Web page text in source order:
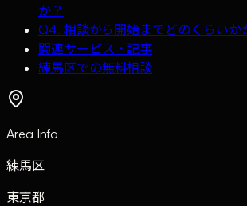
か？
Q4. 相談から開始までどのくらいか
関連サービス・記事
練馬区での無料相談
Area Info
練馬区
東京都